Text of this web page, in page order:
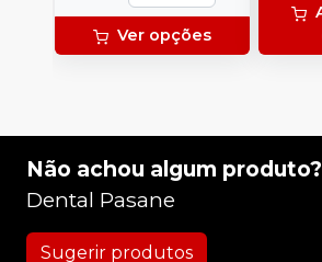
Ver opções
Não achou algum produto?
Dental Pasane
Sugerir produtos